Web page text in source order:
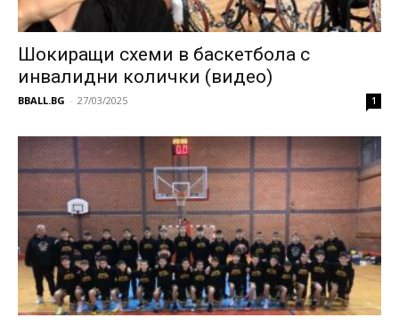
Шокиращи схеми в баскетбола с
инвалидни колички (видео)
BBALL.BG - 27/03/2025 1